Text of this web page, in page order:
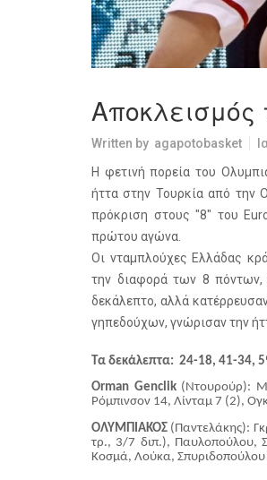
Αποκλεισμός
Written by agapotobasket
Η φετινή πορεία του
ήττα στην Τουρκία από την
πρόκριση στους "8" του
πρώτου αγώνα.
Οι νταμπλούχες Ελλάδας
την διαφορά των 8 πόντων,
δεκάλεπτο, αλλά
γηπεδούχων, γνώρισαν την
Τα δεκάλεπτα: 24-18, 41-34,
Orman Genclik (Ντουρούρ):
Ρόμπινσον 14, Λίνταμ 7 (2),
ΟΛΥΜΠΙΑΚΟΣ (Παντελάκης):
τρ., 3/7 διπ.), Παυλοπούλου,
Κοσμά, Λούκα,